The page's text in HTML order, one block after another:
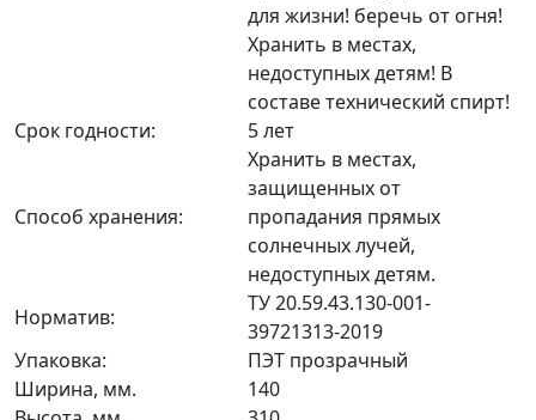
для жизни! беречь от огня!
Хранить в местах,
недоступных детям! В
составе технический спирт!
Срок годности:
5 лет
Способ хранения:
Хранить в местах,
защищенных от
пропадания прямых
солнечных лучей,
недоступных детям.
Норматив:
ТУ 20.59.43.130-001-
39721313-2019
Упаковка:
ПЭТ прозрачный
Ширина, мм.
140